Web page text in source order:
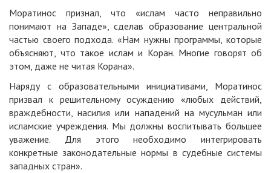
Моратинос признал, что «ислам часто неправильно
понимают на Западе», сделав образование центральной
частью своего подхода. «Нам нужны программы, которые
объясняют, что такое ислам и Коран. Многие говорят об
этом, даже не читая Корана».
Наряду с образовательными инициативами, Моратинос
призвал к решительному осуждению «любых действий,
враждебности, насилия или нападений на мусульман или
исламские учреждения. Мы должны воспитывать большее
уважение. Для этого необходимо интегрировать
конкретные законодательные нормы в судебные системы
западных стран».